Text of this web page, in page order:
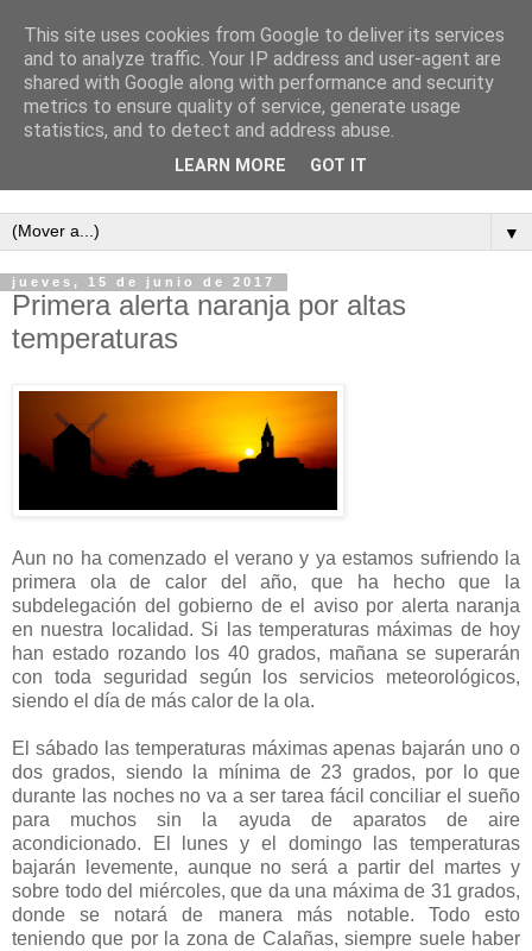
Semanario independiente de Calañas
▼
jueves, 15 de junio de 2017
Primera alerta naranja por altas
temperaturas
Aun no ha comenzado el verano y ya estamos sufriendo la
primera ola de calor del año, que ha hecho que la
subdelegación del gobierno de el aviso por alerta naranja
en nuestra localidad. Si las temperaturas máximas de hoy
han estado rozando los 40 grados, mañana se superarán
con toda seguridad según los servicios meteorológicos,
siendo el día de más calor de la ola.
El sábado las temperaturas máximas apenas bajarán uno o
dos grados, siendo la mínima de 23 grados, por lo que
durante las noches no va a ser tarea fácil conciliar el sueño
para muchos sin la ayuda de aparatos de aire
acondicionado. El lunes y el domingo las temperaturas
bajarán levemente, aunque no será a partir del martes y
sobre todo del miércoles, que da una máxima de 31 grados,
donde se notará de manera más notable. Todo esto
teniendo que por la zona de Calañas, siempre suele haber
This site uses cookies from Google to deliver its services
and to analyze traffic. Your IP address and user-agent are
shared with Google along with performance and security
metrics to ensure quality of service, generate usage
statistics, and to detect and address abuse.
LEARN MORE GOT IT